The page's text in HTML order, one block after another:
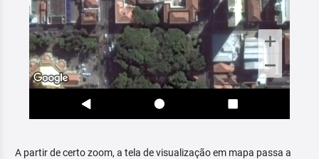
A partir de certo zoom, a tela de visualização em mapa passa a